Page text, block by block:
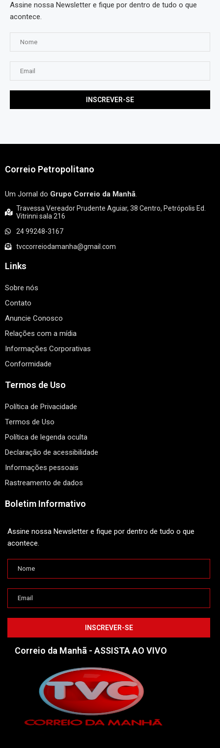
Assine nossa Newsletter e fique por dentro de tudo o que
acontece.
Correio Petropolitano
Um Jornal do Grupo Correio da Manhã.
Travessa Vereador Prudente Aguiar, 38 Centro, Petrópolis Ed.
Vitrinni sala 216
24 99248-3167
tvccorreiodamanha@gmail.com
Links
Sobre nós
Contato
Anuncie Conosco
Relações com a mídia
Informações Corporativas
Conformidade
Termos de Uso
Política de Privacidade
Termos de Uso
Política de legenda oculta
Declaração de acessibilidade
Informações pessoais
Rastreamento de dados
Boletim Informativo
Assine nossa Newsletter e fique por dentro de tudo o que
acontece.
Correio da Manhã - ASSISTA AO VIVO